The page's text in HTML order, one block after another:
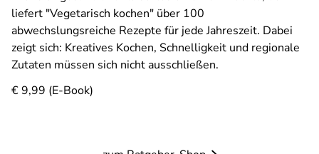
liefert "Vegetarisch kochen" über 100
abwechslungsreiche Rezepte für jede Jahreszeit. Dabei
zeigt sich: Kreatives Kochen, Schnelligkeit und regionale
Zutaten müssen sich nicht ausschließen.
€ 9,99 (E-Book)